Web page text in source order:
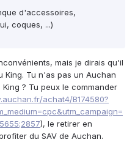
d'accessoires,
coques, ...)
mais je dirais qu'il
King. Tu n'as pas un Auchan
? Tu peux le commander
achat4/B174580?
), le retirer en
du SAV de Auchan.